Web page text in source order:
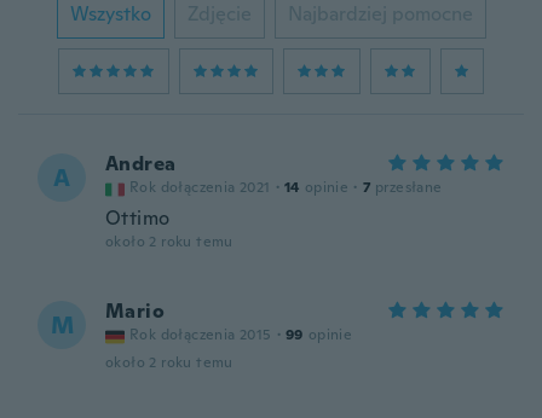
Wszystko Zdjęcie Najbardziej pomocne
A Andrea
Rok dołączenia 2021 · 14 opinie · 7 przesłane
Ottimo
około 2 roku temu
M Mario
Rok dołączenia 2015 · 99 opinie
około 2 roku temu